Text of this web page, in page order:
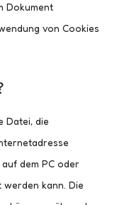
Dokument
von Cookies
Datei, die
dem PC oder
kann. Die